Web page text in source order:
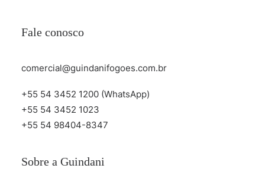
Fale conosco
comercial@guindanifogoes.com.br
+55 54 3452 1200 (WhatsApp)
+55 54 3452 1023
+55 54 98404-8347
Sobre a Guindani